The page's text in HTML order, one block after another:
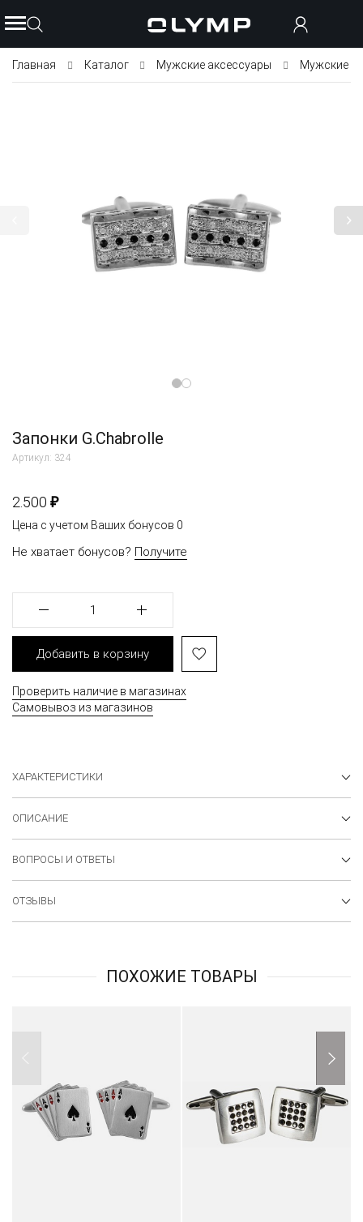
Главная Каталог Мужские аксессуары Мужские
Запонки G.Chabrolle
Артикул: 324
2.500 ₽
Цена с учетом Ваших бонусов 0
Не хватает бонусов? Получите
1
Добавить в корзину
Проверить наличие в магазинах
Самовывоз из магазинов
ХАРАКТЕРИСТИКИ
ОПИСАНИЕ
ВОПРОСЫ И ОТВЕТЫ
ОТЗЫВЫ
ПОХОЖИЕ ТОВАРЫ